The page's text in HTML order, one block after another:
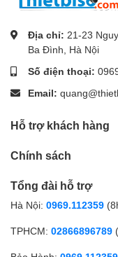
Địa chỉ: 21-23
Ba Đình, Hà Nội
Số điện thoại:
Email:
Hỗ trợ khách hàng
Chính sách
Tổng đài hỗ trợ
Hà Nội: 0969.112359
TPHCM: 02866896789